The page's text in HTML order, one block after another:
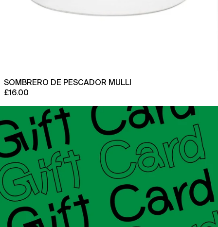
SOMBRERO DE PESCADOR MULLI
£16.00
Tarjeta
regalo
en
línea
1744